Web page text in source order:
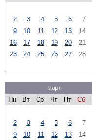
2
3 4 5 6 7
9
10 11 12 13 14
16
17 18 19 20 21
23
24 25 26 27 28
март
Пн
Вт Ср Чт Пт Сб
2
3 4 5 6 7
9
10 11 12 13 14